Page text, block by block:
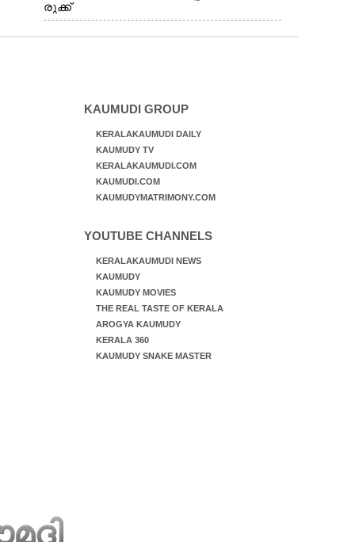
രുക്ക്
KAUMUDI GROUP
KERALAKAUMUDI DAILY
KAUMUDY TV
KERALAKAUMUDI.COM
KAUMUDI.COM
KAUMUDYMATRIMONY.COM
YOUTUBE CHANNELS
KERALAKAUMUDI NEWS
KAUMUDY
KAUMUDY MOVIES
THE REAL TASTE OF KERALA
AROGYA KAUMUDY
KERALA 360
KAUMUDY SNAKE MASTER